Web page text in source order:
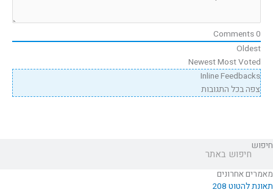
0
Oldest
NewestMost Voted
Inline Feedbacks
צפה בכל התגובות
חיפוש
מאמרים אחרונים
תאונת להטוט 208